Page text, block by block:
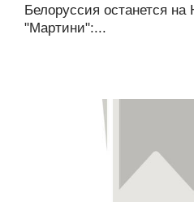
Белоруссия останется на
"Мартини":...